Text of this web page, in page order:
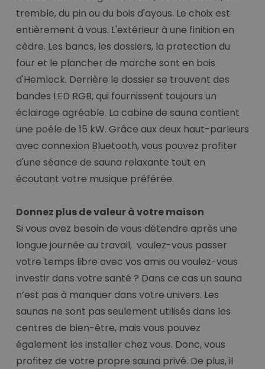
tremble, du pin ou du bois d'ayous. Le choix est
entièrement à vous. L'extérieur à une finition en
cèdre. Les bancs, les dossiers, la protection du
four et le plancher de marche sont en bois
d'Hemlock. Derrière le dossier se trouvent des
bandes LED RGB, qui fournissent toujours un
éclairage agréable. La cabine de sauna contient
une poêle de 15 kW. Grâce aux deux haut-parleurs
avec connexion Bluetooth, vous pouvez profiter
d'une séance de sauna relaxante tout en
écoutant votre musique préférée.
Donnez plus de valeur à votre maison
Si vous avez besoin de vous détendre après une
longue journée au travail, voulez-vous passer
votre temps libre avec vos amis ou voulez-vous
investir dans votre santé ? Dans ce cas un sauna
n’est pas à manquer dans votre univers. Les
saunas ne sont pas seulement utilisés dans les
centres de bien-être, mais vous pouvez
également les installer chez vous. Donc, vous
profitez de votre propre sauna privé. De plus, il